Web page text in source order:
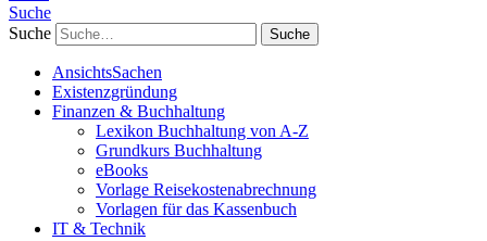
Suche
Suche
AnsichtsSachen
Existenzgründung
Finanzen & Buchhaltung
Lexikon Buchhaltung von A-Z
Grundkurs Buchhaltung
eBooks
Vorlage Reisekostenabrechnung
Vorlagen für das Kassenbuch
IT & Technik